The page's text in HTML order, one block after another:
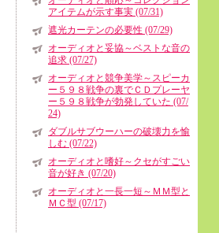
アイテムが示す事実 (07/31)
遮光カーテンの必要性 (07/29)
オーディオと妥協～ベストな音の
追求 (07/27)
オーディオと競争美学～スピーカ
ー５９８戦争の裏でＣＤプレーヤ
ー５９８戦争が勃発していた (07/
24)
ダブルサブウーハーの破壊力を愉
しむ (07/22)
オーディオと嗜好～クセがすごい
音が好き (07/20)
オーディオと一長一短～ＭＭ型と
ＭＣ型 (07/17)